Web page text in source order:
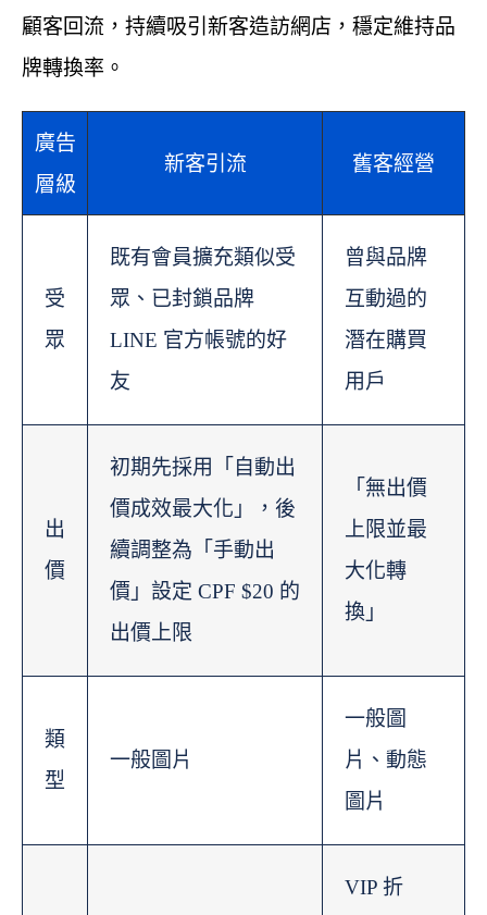
顧客回流，持續吸引新客造訪網店，穩定維持品
牌轉換率。
廣告
層級
新客引流 舊客經營
受
眾
既有會員擴充類似受
眾、已封鎖品牌
LINE 官方帳號的好
友
曾與品牌
互動過的
潛在購買
用戶
出
價
初期先採用「自動出
價成效最大化」，後
續調整為「手動出
價」設定 CPF $20 的
出價上限
「無出價
上限並最
大化轉
換」
類
型
一般圖片
一般圖
片、動態
圖片
VIP 折